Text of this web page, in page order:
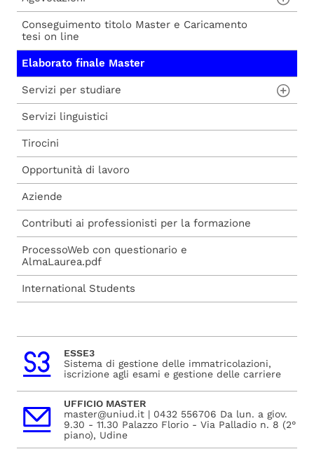
Procedura di iscrizione a seguito di
ammissione
Procedura di iscrizione diretta
Carta del Docente
Voucher 2025
Voucher 2026
Conseguimento titolo Master e Caricamento
tesi on line
Elaborato finale Master
Servizi per studiare
Aule studio e informatiche
Biblioteche
Servizi linguistici
Tirocini
Opportunità di lavoro
Aziende
Contributi ai professionisti per la formazione
ProcessoWeb con questionario e
AlmaLaurea.pdf
International Students
ESSE3
Sistema di gestione delle immatricolazioni,
iscrizione agli esami e gestione delle carriere
UFFICIO MASTER
master@uniud.it | 0432 556706 Da lun. a giov.
9.30 - 11.30 Palazzo Florio - Via Palladio n. 8 (2°
piano), Udine